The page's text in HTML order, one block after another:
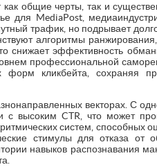
общие черты, так и
для MediaPost,
трафик, но подрывает
алгоритмы
снижает эффективность
профессиональной
форм кликбейта, сохраняя
векторах. С
с высоким CTR, что может
систем, способных
стимулы для отказа от
навыков распознавания